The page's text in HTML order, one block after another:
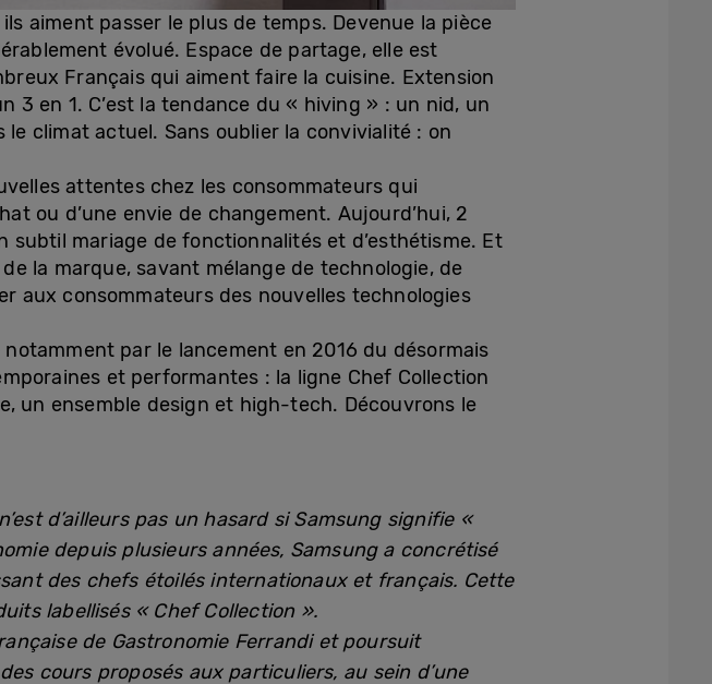
aiment passer le plus de temps. Devenue la pièce
évolué. Espace de partage, elle est
Français qui aiment faire la cuisine. Extension
3 en 1. C’est la tendance du « hiving » : un nid, un
climat actuel. Sans oublier la convivialité : on
attentes chez les consommateurs qui
ou d’une envie de changement. Aujourd’hui, 2
subtil mariage de fonctionnalités et d’esthétisme. Et
la marque, savant mélange de technologie, de
aux consommateurs des nouvelles technologies
par le lancement en 2016 du désormais
et performantes : la ligne Chef Collection
un ensemble design et high-tech. Découvrons le
d’ailleurs pas un hasard si Samsung signifie «
depuis plusieurs années, Samsung a concrétisé
des chefs étoilés internationaux et français. Cette
labellisés « Chef Collection ».
de Gastronomie Ferrandi et poursuit
cours proposés aux particuliers, au sein d’une